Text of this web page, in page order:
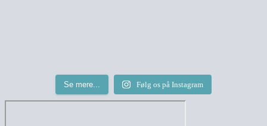
Se mere... Følg os på Instagram